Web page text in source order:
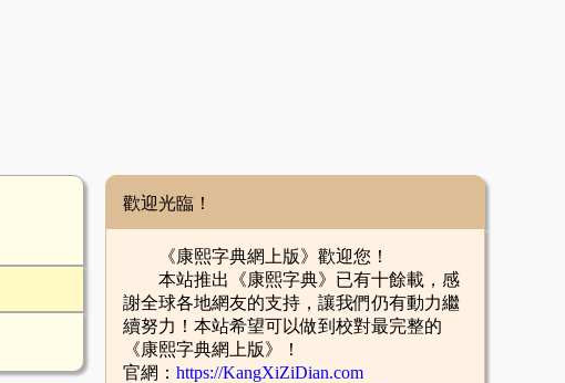
歡迎光臨！
《康熙字典網上版》歡迎您！
本站推出《康熙字典》已有十餘載，感
謝全球各地網友的支持，讓我們仍有動力繼
續努力！本站希望可以做到校對最完整的
《康熙字典網上版》！
官網： https://KangXiZiDian.com